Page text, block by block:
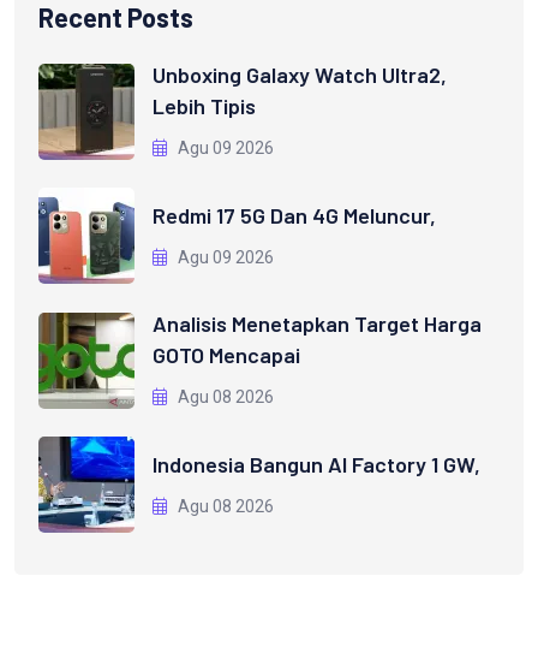
Recent Posts
Unboxing Galaxy Watch Ultra2,
Lebih Tipis
Agu 09 2026
Redmi 17 5G Dan 4G Meluncur,
Agu 09 2026
Analisis Menetapkan Target Harga
GOTO Mencapai
Agu 08 2026
Indonesia Bangun AI Factory 1 GW,
Agu 08 2026